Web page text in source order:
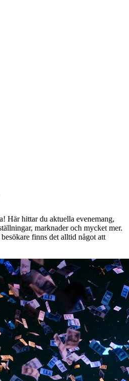
Här hittar du aktuella evenemang,
marknader och mycket mer.
finns det alltid något att